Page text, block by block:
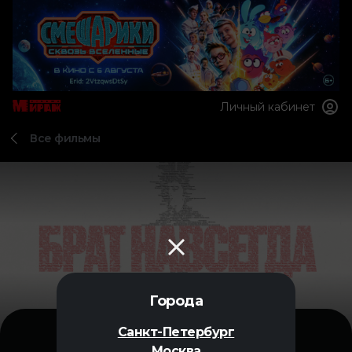
Города
Санкт-Петербург
Личный кабинет
Все фильмы